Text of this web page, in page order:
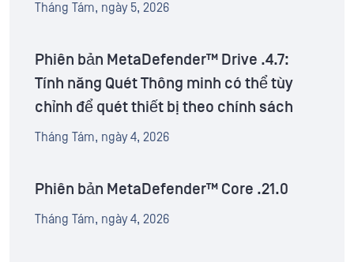
Tháng Tám, ngày 5, 2026
Phiên bản MetaDefender™ Drive .4.7:
Tính năng Quét Thông minh có thể tùy
chỉnh để quét thiết bị theo chính sách
Tháng Tám, ngày 4, 2026
Phiên bản MetaDefender™ Core .21.0
Tháng Tám, ngày 4, 2026